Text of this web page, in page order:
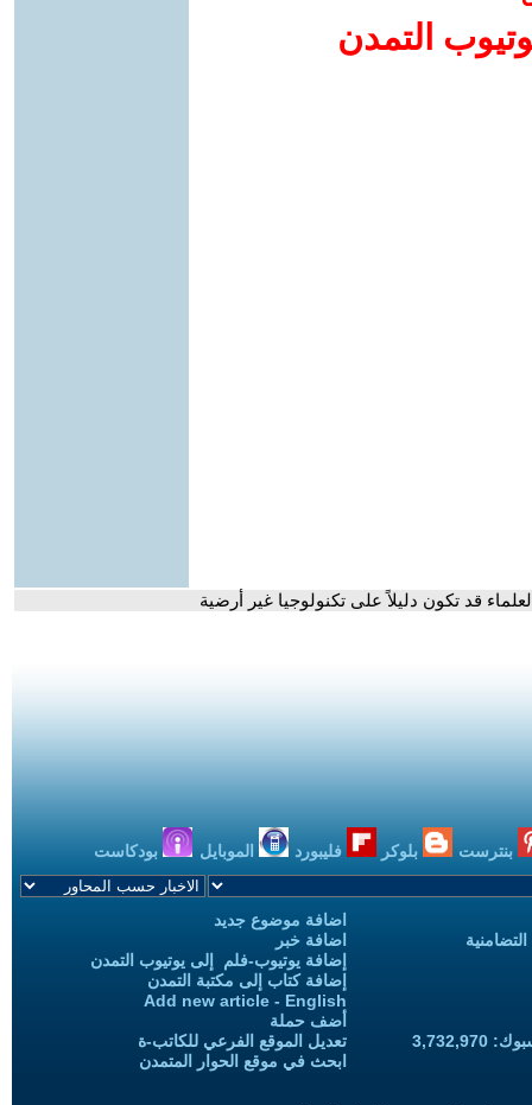
التمدن
قد تكون دليلاً على تكنولوجيا غير أرضية
بنترست بلوكر فليبورد الموبايل بودكاست
اضافة موضوع جديد
اضافة خبر
إضافة يوتيوب-فلم إلى يوتيوب التمدن
إضافة كتاب إلى مكتبة التمدن
Add new article - English
أضف حملة
تعديل الموقع الفرعي للكاتب-ة
ابحث في موقع الحوار المتمدن